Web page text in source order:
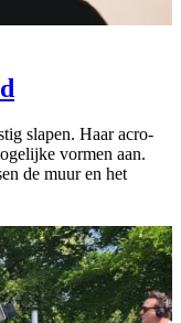
slapen. Haar acro-
vormen aan.
de muur en het